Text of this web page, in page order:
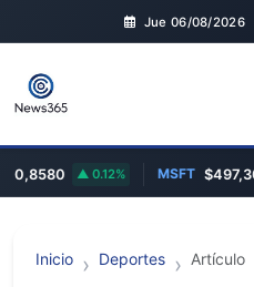
Jue 06/08/2026
0,8580 0.12% MSFT $497,30
Inicio Deportes Artículo